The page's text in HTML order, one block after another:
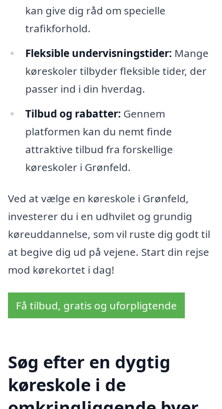
kan give dig råd om specielle
trafikforhold.
Fleksible undervisningstider: Mange
køreskoler tilbyder fleksible tider, der
passer ind i din hverdag.
Tilbud og rabatter: Gennem
platformen kan du nemt finde
attraktive tilbud fra forskellige
køreskoler i Grønfeld.
Ved at vælge en køreskole i Grønfeld,
investerer du i en udhvilet og grundig
køreuddannelse, som vil ruste dig godt til
at begive dig ud på vejene. Start din rejse
mod kørekortet i dag!
Få tilbud, gratis og uforpligtende
Søg efter en dygtig
køreskole i de